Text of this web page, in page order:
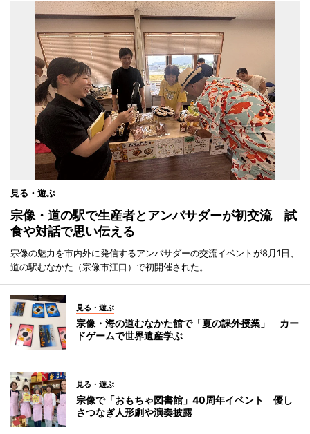
見る・遊ぶ
宗像・道の駅で生産者とアンバサダーが初交流 試
食や対話で思い伝える
宗像の魅力を市内外に発信するアンバサダーの交流イベントが8月1日、
道の駅むなかた（宗像市江口）で初開催された。
見る・遊ぶ
宗像・海の道むなかた館で「夏の課外授業」 カー
ドゲームで世界遺産学ぶ
見る・遊ぶ
宗像で「おもちゃ図書館」40周年イベント 優し
さつなぎ人形劇や演奏披露